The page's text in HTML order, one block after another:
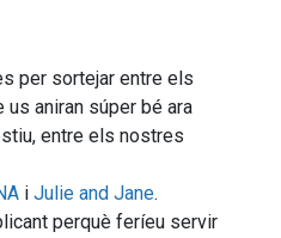
per sortejar entre els
aniran súper bé ara
entre els nostres
i Julie and Jane.
perquè feríeu servir